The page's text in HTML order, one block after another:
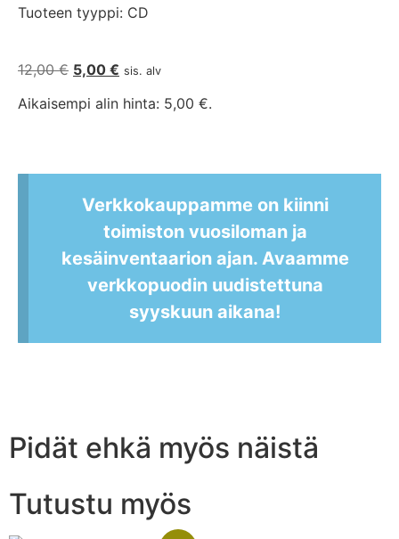
Tuoteen tyyppi: CD
12,00€ 5,00 € sis. alv
Aikaisempi alin hinta: 5,00 €.
Verkkokauppamme on kiinni
toimiston vuosiloman ja
kesäinventaarion ajan. Avaamme
verkkopuodin uudistettuna
syyskuun aikana!
Pidät ehkä myös näistä
Tutustu myös